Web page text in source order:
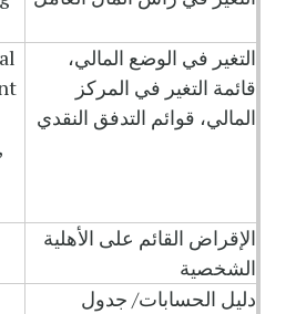
التغير في الوضع المالي،
قائمة التغير في المركز
المالي، قوائم التدفق النقدي
الإقراض القائم على الأهلية
الشخصية
دليل الحسابات/ جدول